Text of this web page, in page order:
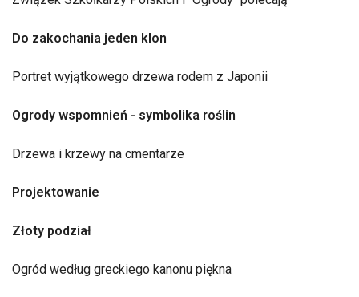
Do zakochania jeden klon
Portret wyjątkowego drzewa rodem z Japonii
Ogrody wspomnień - symbolika roślin
Drzewa i krzewy na cmentarze
Projektowanie
Złoty podział
Ogród według greckiego kanonu piękna